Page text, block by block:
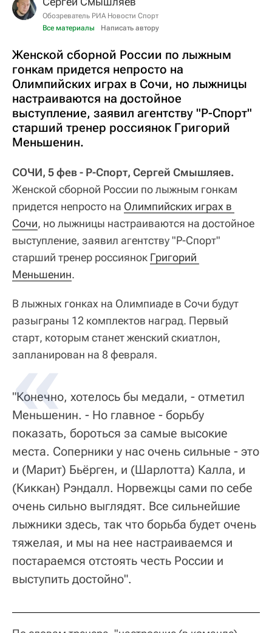
Обозреватель РИА Новости Спорт
Все материалы
Написать автору
Женской сборной России по лыжным
гонкам придется непросто на
Олимпийских играх в Сочи, но лыжницы
настраиваются на достойное
выступление, заявил агентству "Р-Спорт"
старший тренер россиянок Григорий
Меньшенин.
СОЧИ, 5 фев - Р-Спорт, Сергей Смышляев.
Женской сборной России по лыжным гонкам
придется непросто на Олимпийских играх в
Сочи, но лыжницы настраиваются на достойное
выступление, заявил агентству "Р-Спорт"
старший тренер россиянок Григорий
Меньшенин.
В лыжных гонках на Олимпиаде в Сочи будут
разыграны 12 комплектов наград. Первый
старт, которым станет женский скиатлон,
запланирован на 8 февраля.
"Конечно, хотелось бы медали, - отметил
Меньшенин. - Но главное - борьбу
показать, бороться за самые высокие
места. Соперники у нас очень сильные - это
и (Марит) Бьёрген, и (Шарлотта) Калла, и
(Киккан) Рэндалл. Норвежцы сами по себе
очень сильно выглядят. Все сильнейшие
лыжники здесь, так что борьба будет очень
тяжелая, и мы на нее настраиваемся и
постараемся отстоять честь России и
выступить достойно".